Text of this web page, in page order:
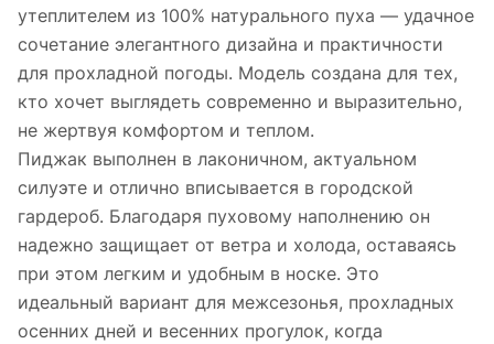
утеплителем из 100% натурального пуха — удачное
сочетание элегантного дизайна и практичности
для прохладной погоды. Модель создана для тех,
кто хочет выглядеть современно и выразительно,
не жертвуя комфортом и теплом.
Пиджак выполнен в лаконичном, актуальном
силуэте и отлично вписывается в городской
гардероб. Благодаря пуховому наполнению он
надежно защищает от ветра и холода, оставаясь
при этом легким и удобным в носке. Это
идеальный вариант для межсезонья, прохладных
осенних дней и весенних прогулок, когда